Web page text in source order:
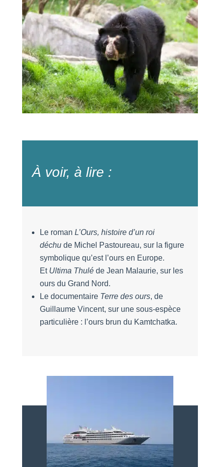
À voir, à lire :
Le roman L’Ours, histoire d’un roi
déchu de Michel Pastoureau, sur la figure
symbolique qu’est l’ours en Europe.
Et Ultima Thulé de Jean Malaurie, sur les
ours du Grand Nord.
Le documentaire Terre des ours, de
Guillaume Vincent, sur une sous-espèce
particulière : l’ours brun du Kamtchatka.